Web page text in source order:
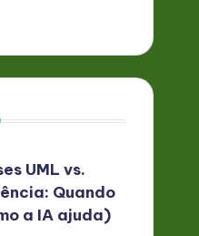
UML vs.
Quando
a IA ajuda)